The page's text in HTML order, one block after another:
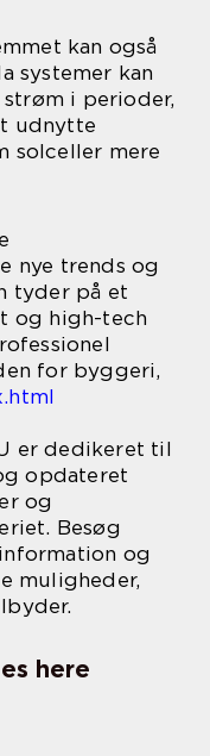
kan også
systemer kan
i perioder,
udnytte
solceller mere
nye trends og
tyder på et
og high-tech
for byggeri,
er dedikeret til
opdateret
og
Besøg
og
muligheder,
here